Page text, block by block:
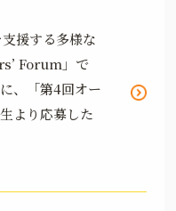
援する多様な
Forum」で
、「第4回オー
より応募した